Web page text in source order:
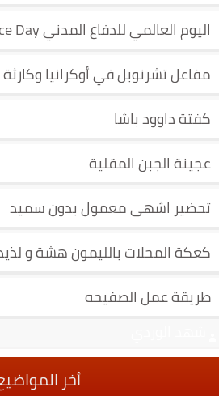
اليوم العالمي للدفاع المدني World Civil Defence Day
مفاعل تشرنوبل في أوكرانيا
كفتة داوود باشا
عجينة الجبن المقلية
تحضير اشهى معمول بدون سميد
كعكة المحلات بالليمون هشة و
طريقة عمل الصفيحه
أخر